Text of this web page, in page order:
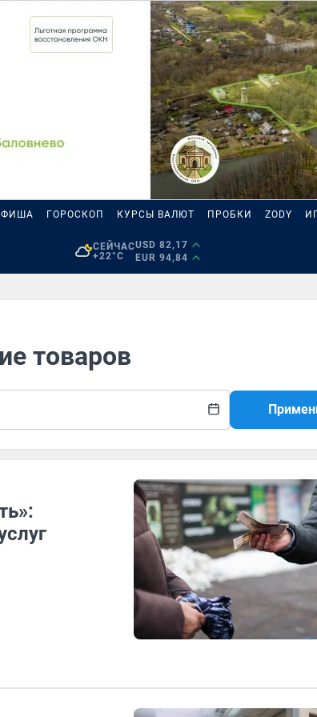
ГОРОСКОП КУРСЫ ВАЛЮТ ПРОБКИ ZODY
СЕЙЧАС
+22°C
USD 82,17
EUR 94,84
товаров